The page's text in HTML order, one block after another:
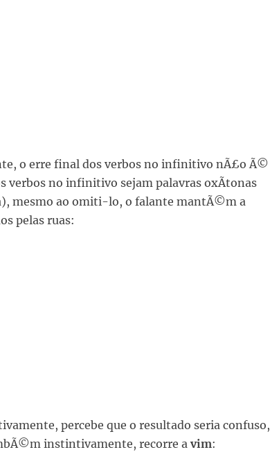
o erre final dos verbos no infinitivo nÃ£o Ã©
verbos no infinitivo sejam palavras oxÃ­tonas
mesmo ao omiti-lo, o falante mantÃ©m a
pelas ruas:
percebe que o resultado seria confuso,
instintivamente, recorre a vim: